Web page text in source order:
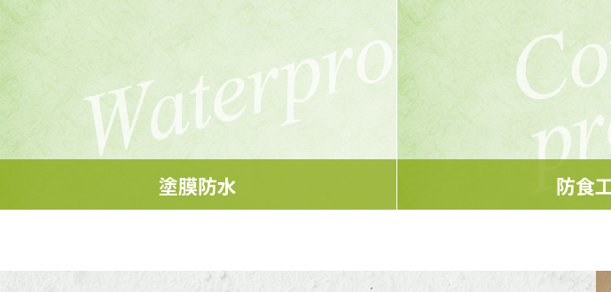
お住まいの環境、様式などに合った素材を提案し、
MORE
有害物質による健康に
壁材として重要視
塗膜防水
何重にも塗り重ねる防水工事です。
防食
建物を長くご利用いただけ